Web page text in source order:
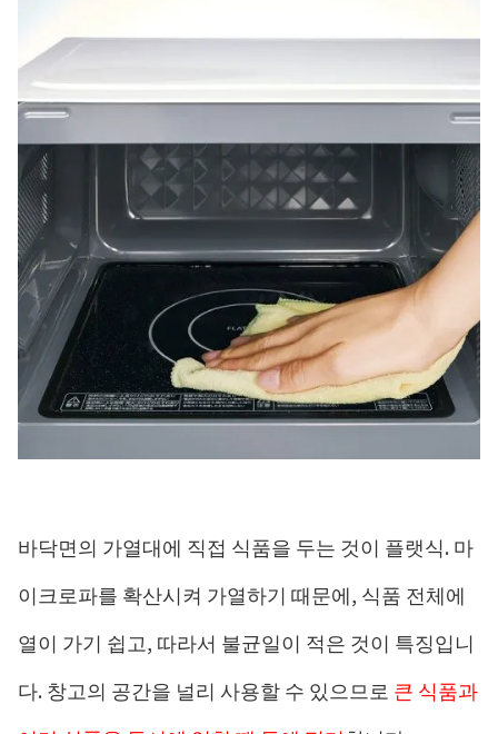
바닥면의 가열대에 직접 식품을 두는 것이 플랫식. 마
이크로파를 확산시켜 가열하기 때문에, 식품 전체에
열이 가기 쉽고, 따라서 불균일이 적은 것이 특징입니
다. 창고의 공간을 널리 사용할 수 있으므로 큰 식품과